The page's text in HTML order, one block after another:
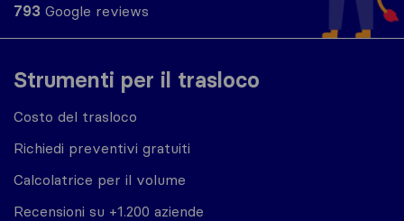
Strumenti per il trasloco
Costo del trasloco
Richiedi preventivi gratuiti
Calcolatrice per il volume
Recensioni su +1.200 aziende
793 Google reviews